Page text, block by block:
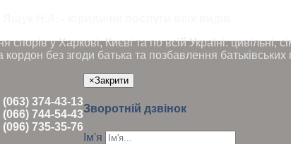
спорів у Харкові, Києві та по всій Україні:
кордон без згоди батька та позбавлення батьківських
(063) 374-43-13
(066) 744-54-43
(096) 735-35-76
×Закрити
Зворотній дзвінок
Ім'я